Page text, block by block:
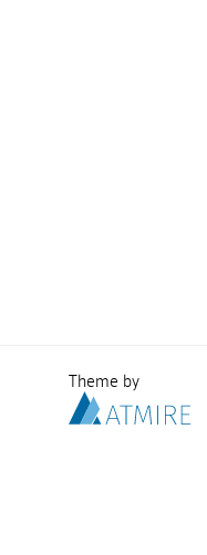
Theme by